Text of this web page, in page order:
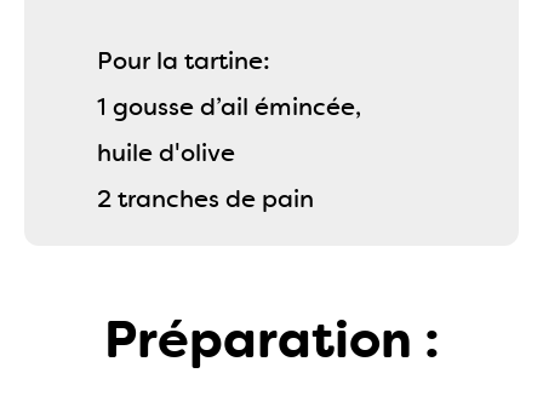
Pour la tartine:
1 gousse d’ail émincée,
huile d'olive
2 tranches de pain
Préparation :